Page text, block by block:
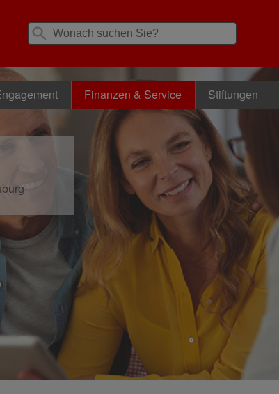
Finanzen & Service Stiftungen